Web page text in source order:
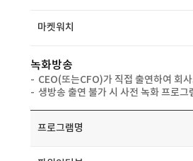
마켓워치
녹화방송
- CEO(또는CFO)가직접출연하여회
- 생방송출연불가시사전녹화프로그
프로그램명